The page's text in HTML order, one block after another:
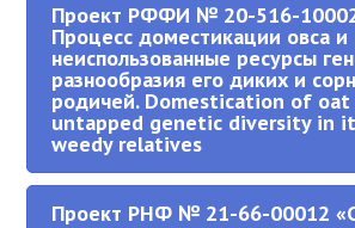
Проект РФФИ № 20-516-
Процесс доместикации овса и
неиспользованные ресурсы
разнообразия его диких и
родичей. Domestication of oat
untapped genetic diversity in
weedy relatives
Проект РНФ № 21-66-00012